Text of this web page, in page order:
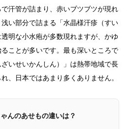
汗管が詰まり、赤いブツブツが現れ
い部分で詰まる「水晶様汗疹（すい
明な小水疱が多数現れますが、かゆ
ことが多いです。最も深いところで
いせいかんしん）」は熱帯地域で長
、日本ではあまり多くありません。
んのあせもの違いは？